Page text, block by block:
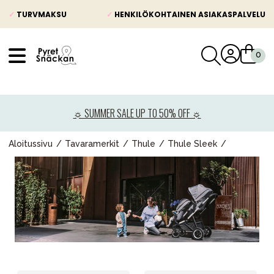
✓ TURVMAKSU ✓ HENKILÖKOHTAINEN ASIAKASPALVELU
☼ SUMMER SALE UP TO 50% OFF ☼
Aloitussivu Tavaramerkit Thule Thule Sleek
Lastenvaunut
Lasten turvaistuimet
Vauvan paketti
Lapsi & vauva
Lelut ja pelit
Äiti & Isä